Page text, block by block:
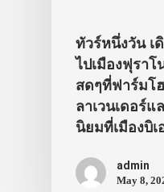
ทัวร์หนึ่งวัน เ
ไปเมืองฟุรา
สดๆที่ฟาร์มโ
ลาเวนเดอร์
นิยมที่เมืองบิเ
admin
May 8,